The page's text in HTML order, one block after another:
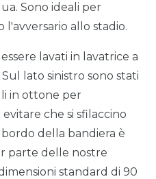
Sono ideali per
allo stadio.
lavati in lavatrice a
lato sinistro sono stati
in ottone per
che si sfilaccino
della bandiera è
parte delle nostre
standard di 90